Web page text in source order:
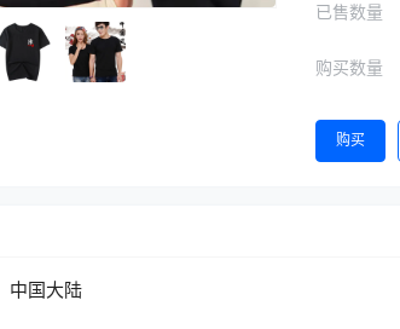
已售数量
购买数量
购买
中国大陆